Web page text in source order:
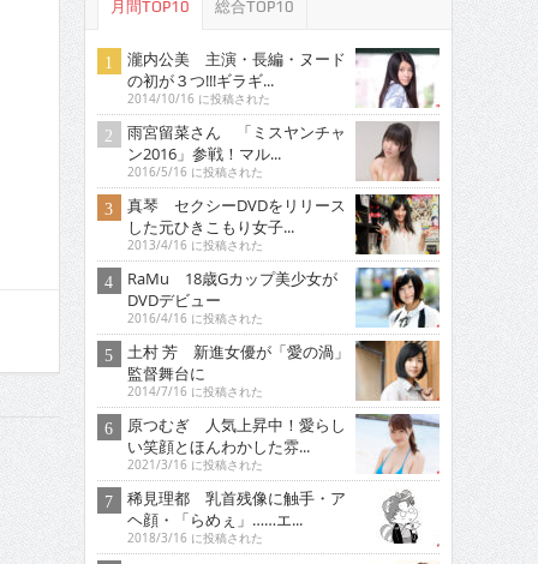
月間TOP10 総合TOP10
瀧内公美 主演・長編・ヌード
の初が３つ!!!ギラギ...
2014/10/16 に投稿された
雨宮留菜さん 「ミスヤンチャ
ン2016」参戦！マル...
2016/5/16 に投稿された
真琴 セクシーDVDをリリース
した元ひきこもり女子...
2013/4/16 に投稿された
RaMu 18歳Gカップ美少女が
DVDデビュー
2016/4/16 に投稿された
土村 芳 新進女優が「愛の渦」
監督舞台に
2014/7/16 に投稿された
原つむぎ 人気上昇中！愛らし
い笑顔とほんわかした雰...
2021/3/16 に投稿された
稀見理都 乳首残像に触手・ア
ヘ顔・「らめぇ」……エ...
2018/3/16 に投稿された